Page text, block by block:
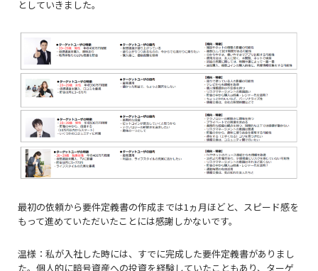
としていきました。
最初の依頼から要件定義書の作成までは1ヵ月ほどと、スピード感を
もって進めていただいたことには感謝しかないです。
温様：私が入社した時には、すでに完成した要件定義書がありまし
た。個人的に暗号資産への投資を経験していたこともあり、ターゲ